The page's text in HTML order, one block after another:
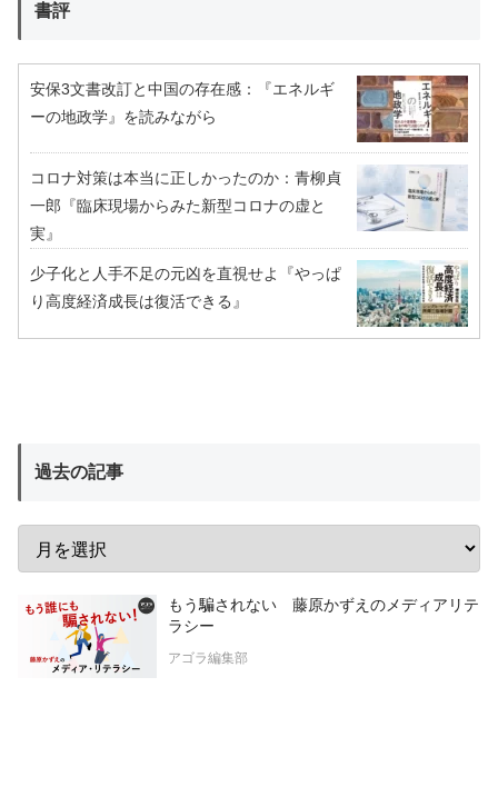
書評
安保3文書改訂と中国の存在感：『エネルギ
ーの地政学』を読みながら
コロナ対策は本当に正しかったのか：青柳貞
一郎『臨床現場からみた新型コロナの虚と
実』
少子化と人手不足の元凶を直視せよ『やっぱ
り高度経済成長は復活できる』
過去の記事
もう騙されない 藤原かずえのメディアリテ
ラシー
アゴラ編集部